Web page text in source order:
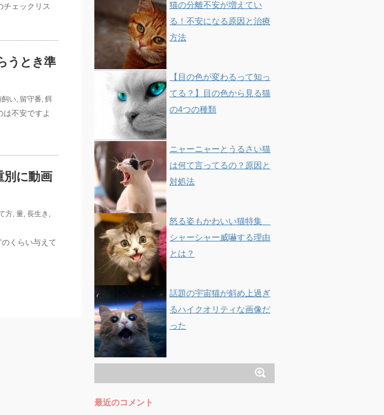
チェックリス
うとき準
飼い, 留守番, 餌
不安ですよ
別に動画
方, 量, 長生き ,
くらい与えて
猫の分離不安が増えてい
る！不安になる原因と治療
方法
【目の色が変わるって知っ
てる？】目の色から見る猫
の4つの種類
ニャーニャーとうるさい猫
は何て言ってるの？原因と
対処法
怒る姿もかわいい猫特集
シャーシャー威嚇する理由
とは？
話題の宇宙猫が斜め上過ぎ
るハイクオリティな画像だ
った
最近のコメント